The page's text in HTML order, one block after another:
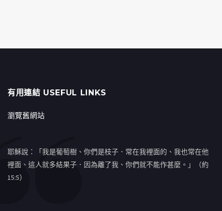
有用連結 USEFUL LINKS
瀏覽舊網站
耶穌說：「我是葡萄樹、你們是枝子．常在我裡面的、我也常在他
裡面、這人就多結果子．因為離了我、你們就不能作甚麼。」（約
15:5）